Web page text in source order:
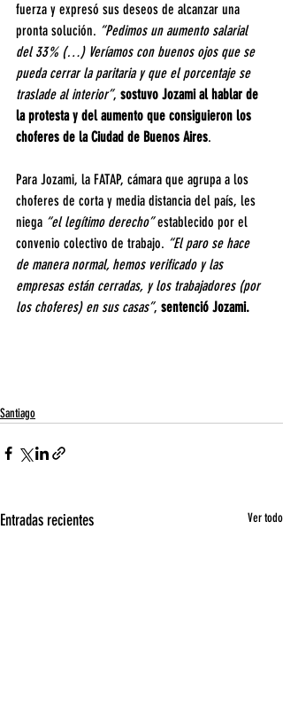
fuerza y expresó sus deseos de alcanzar una
pronta solución. “Pedimos un aumento salarial
del 33% (…) Veríamos con buenos ojos que se
pueda cerrar la paritaria y que el porcentaje se
traslade al interior”, sostuvo Jozami al hablar de
la protesta y del aumento que consiguieron los
choferes de la Ciudad de Buenos Aires.
Para Jozami, la FATAP, cámara que agrupa a los
choferes de corta y media distancia del país, les
niega “el legítimo derecho” establecido por el
convenio colectivo de trabajo. “El paro se hace
de manera normal, hemos verificado y las
empresas están cerradas, y los trabajadores (por
los choferes) en sus casas”, sentenció Jozami.
Santiago
Entradas recientes Ver todo